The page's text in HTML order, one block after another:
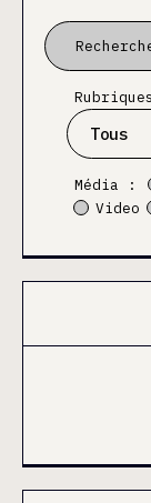
Média :
Video